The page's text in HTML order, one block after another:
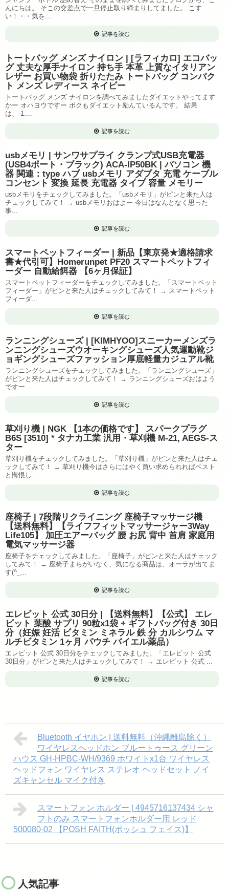
んにちは。 そこの交差点で一旦停止取り締まりしてました。 こす
い！・・気を...
記事を読む
トートバッグ メンズ ナイロン | [ラフィカロ] エコバッ
グ 丈夫な厚手ナイロン 持ち手 本革 上質なイタリアン
レザー お買い物袋 折りたたみ トートバッグ コンパク
ト メンズ レディース ネイビー
トートバッグ メンズ ナイロンを調べてみましたダイエットやってます
かー オハヨウですー ボクもダイエット励んているんです。 結果
は、-1....
記事を読む
usbメモリ | サンワサプライ クランプ式USB充電器
(USB4ポート・ブラック) ACA-IP50BK | パソコン 機
器 関連：type ハブ usbメモリ アダプタ 充電 ケーブル
コンセント 変換 延長 充電器 タイプ 容量 メモリー
usbメモリをチェックしてみました。「usbメモリ」がピンと来た人は
チェックしてみて！ → usbメモリおはよー 今日はなんとなく思った
事...
記事を読む
スマートペットフィーダー | 新品【東京発★適格請求
書★代引可】Homerunpet PF20 スマートペットフィ
ーダー 自動給餌器 【6ヶ月保証】
スマートペットフィーダーをチェックしてみました。「スマートペット
フィーダー」がピンと来た人はチェックしてみて！ → スマートペット
フィーダ...
記事を読む
ランニングシューズ | [KIMHYOO]スニーカーメンズラ
ンニングシューズウオーキングシューズ人気運動靴ジ
ョギングシューズファッション厚底軽量カジュアル靴
ランニングシューズをチェックしてみました。「ランニングシューズ」
がピンと来た人はチェックしてみて！ → ランニングシューズおはよう
ですー ...
記事を読む
草刈り機 | NGK 【1本の価格です】 スパークプラグ
B6S [3510] * タナカ工業 汎用・草刈機 M-21, AEGS-ス
ター
草刈り機をチェックしてみました。「草刈り機」がピンと来た人はチェ
ックしてみて！ → 草刈り機今はさらにはやく買い求められればベスト
と悔恨し...
記事を読む
座椅子 | 7段階リクライニング 座椅子マッサージ機
【送料無料】【ライフフィットマッサージャー3Way
Life105】 加圧エアーバッグ 腰 お尻 背中 首肩 家庭用
電気マッサージ器
座椅子をチェックしてみました。「座椅子」がピンと来た人はチェック
してみて！ → 座椅子まちがいなく、気になる商品は、オーラが出てま
す(^_...
記事を読む
エレビット 公式 30日分 | 【送料無料】【公式】 エレ
ビット 葉酸 サプリ 90粒x1袋 + ギフトバッグ付き 30日
分（妊娠 妊活 ビタミン ミネラル 鉄 分 カルシウム マ
ルチビタミン 1ヶ月 パウチ バイエル薬品）
エレビット 公式 30日分をチェックしてみました。「エレビット 公式
30日分」がピンと来た人はチェックしてみて！ → エレビット 公式 ...
記事を読む
Bluetooth イヤホン | 送料無料（沖縄離島除く）
ワイヤレスヘッドホン ブルートゥース グリーン
ハウス GH-HPBC-WH/9369 ホワイトx1台 ワイヤレス
ヘッドフォン ワイヤレス ステレオ ヘッドセット ノイ
ズキャンセル マイク付き
スマートフォン ホルダー | 4945716137434 シャ
フトのみ スマートフォンホルダー用 レッド
500080-02 【POSH FAITH(ポッシュ フェイス)】
人気記事